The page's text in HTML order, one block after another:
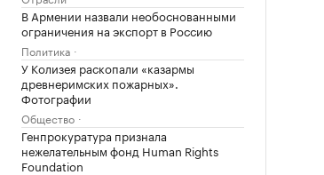
В Армении назвали необоснованными
ограничения на экспорт в Россию
Политика
У Колизея раскопали «казармы
древнеримских пожарных».
Фотографии
Общество
Генпрокуратура признала
нежелательным фонд Human Rights
Foundation